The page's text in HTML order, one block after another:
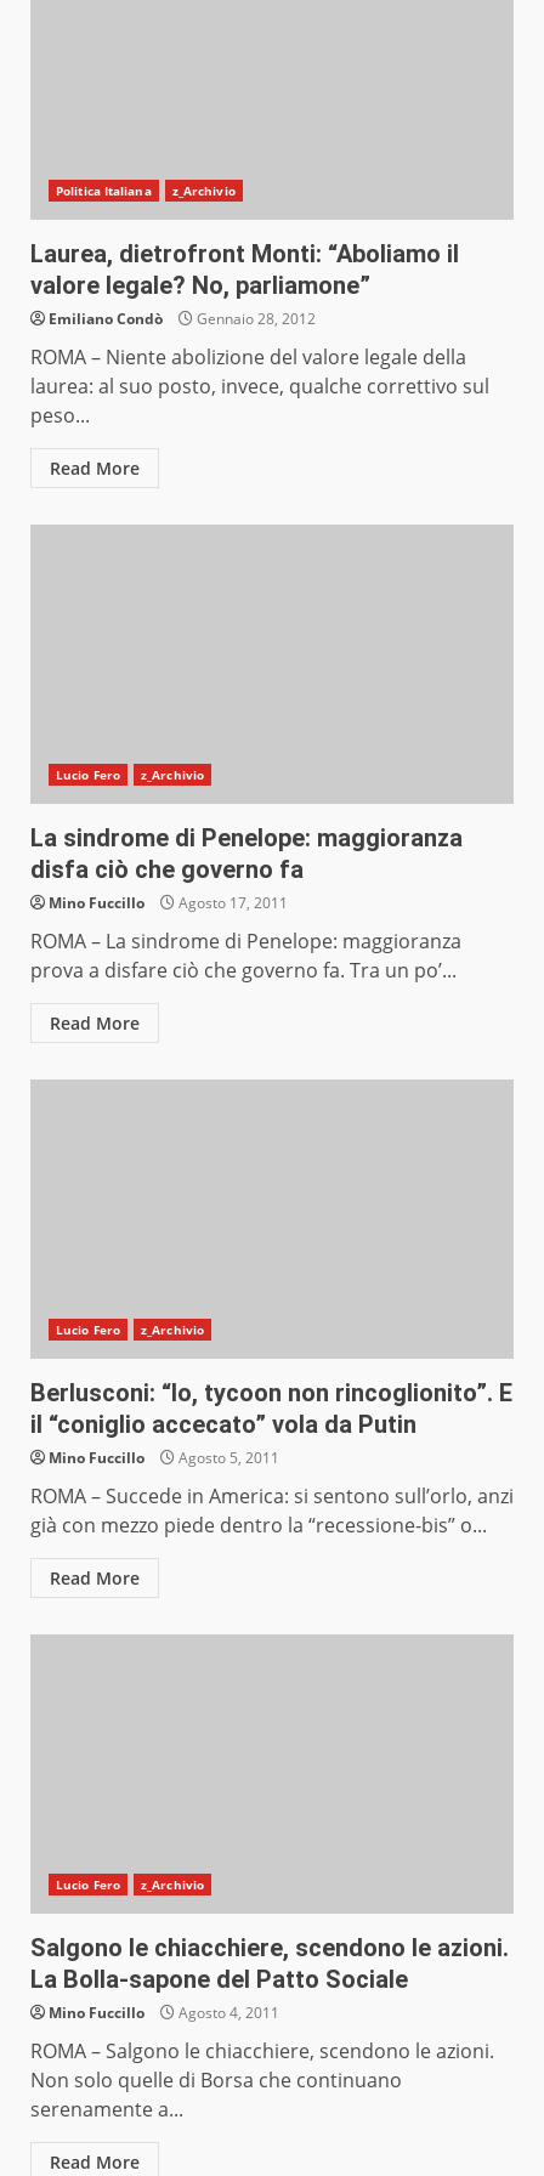
Politica Italiana z_Archivio
Laurea, dietrofront Monti: “Aboliamo il
valore legale? No, parliamone”
Emiliano Condò Gennaio 28, 2012
ROMA – Niente abolizione del valore legale della
laurea: al suo posto, invece, qualche correttivo sul
peso...
Read More
Lucio Fero z_Archivio
La sindrome di Penelope: maggioranza
disfa ciò che governo fa
Mino Fuccillo Agosto 17, 2011
ROMA – La sindrome di Penelope: maggioranza
prova a disfare ciò che governo fa. Tra un po’...
Read More
Lucio Fero z_Archivio
Berlusconi: “Io, tycoon non rincoglionito”. E
il “coniglio accecato” vola da Putin
Mino Fuccillo Agosto 5, 2011
ROMA – Succede in America: si sentono sull’orlo, anzi
già con mezzo piede dentro la “recessione-bis” o...
Read More
Lucio Fero z_Archivio
Salgono le chiacchiere, scendono le azioni.
La Bolla-sapone del Patto Sociale
Mino Fuccillo Agosto 4, 2011
ROMA – Salgono le chiacchiere, scendono le azioni.
Non solo quelle di Borsa che continuano
serenamente a...
Read More